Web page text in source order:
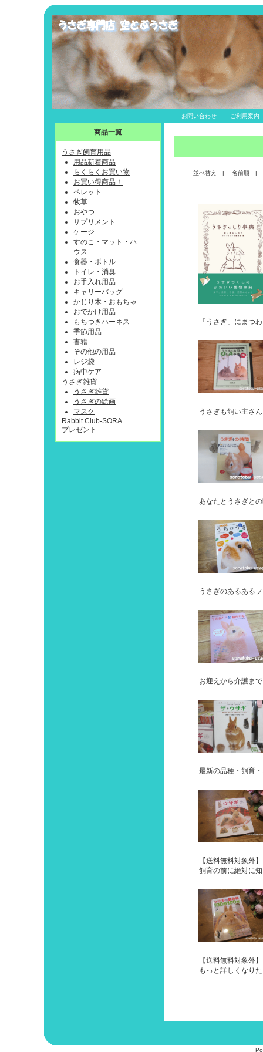
お問い合わせ ご利用案内
商品一覧
うさぎ飼育用品
用品新着商品
らくらくお買い物
お買い得商品！
ペレット
牧草
おやつ
サプリメント
ケージ
すのこ・マット・ハ
ウス
食器・ボトル
トイレ・消臭
お手入れ用品
キャリーバッグ
かじり木・おもちゃ
おでかけ用品
もちつきハーネス
季節用品
書籍
その他の用品
レジ袋
病中ケア
うさぎ雑貨
うさぎ雑貨
うさぎの絵画
マスク
Rabbit Club-SORA
プレゼント
並べ替え | 名前順
「うさぎ」にまつ
うさぎも飼い主さ
あなたとうさぎと
うさぎのあるある
お迎えから介護まで
最新の品種・飼育
【送料無料対象外】
飼育の前に絶対に
【送料無料対象外】
もっと詳しくなり